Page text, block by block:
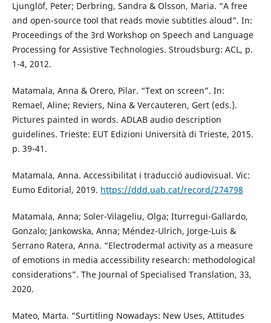
Ljunglöf, Peter; Derbring, Sandra & Olsson, Maria. “A free
and open-source tool that reads movie subtitles aloud”. In:
Proceedings of the 3rd Workshop on Speech and Language
Processing for Assistive Technologies. Stroudsburg: ACL, p.
1-4, 2012.
Matamala, Anna & Orero, Pilar. “Text on screen”. In:
Remael, Aline; Reviers, Nina & Vercauteren, Gert (eds.).
Pictures painted in words. ADLAB audio description
guidelines. Trieste: EUT Edizioni Università di Trieste, 2015.
p. 39-41.
Matamala, Anna. Accessibilitat i traducció audiovisual. Vic:
Eumo Editorial, 2019. https://ddd.uab.cat/record/274798
Matamala, Anna; Soler-Vilageliu, Olga; Iturregui-Gallardo,
Gonzalo; Jankowska, Anna; Méndez-Ulrich, Jorge-Luis &
Serrano Ratera, Anna. “Electrodermal activity as a measure
of emotions in media accessibility research: methodological
considerations”. The Journal of Specialised Translation, 33,
2020.
Mateo, Marta. “Surtitling Nowadays: New Uses, Attitudes